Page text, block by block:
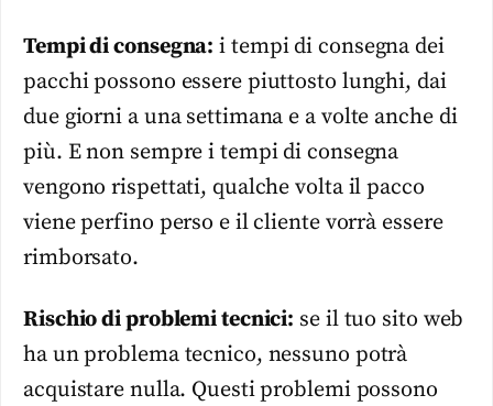
Tempi di consegna: i tempi di consegna dei
pacchi possono essere piuttosto lunghi, dai
due giorni a una settimana e a volte anche di
più. E non sempre i tempi di consegna
vengono rispettati, qualche volta il pacco
viene perfino perso e il cliente vorrà essere
rimborsato.
Rischio di problemi tecnici: se il tuo sito web
ha un problema tecnico, nessuno potrà
acquistare nulla. Questi problemi possono